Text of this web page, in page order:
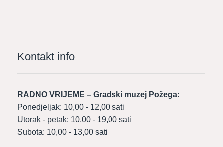
Kontakt info
RADNO VRIJEME – Gradski muzej Požega:
Ponedjeljak: 10,00 - 12,00 sati
Utorak - petak: 10,00 - 19,00 sati
Subota: 10,00 - 13,00 sati